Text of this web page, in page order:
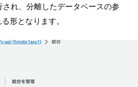
れ、分離したデータベースの参
形となります。